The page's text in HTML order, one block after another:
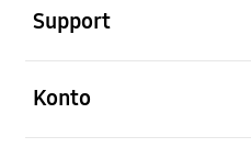
Support
Konto